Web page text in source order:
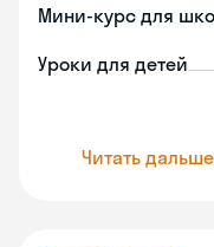
Мини-курс для
Уроки для детей
Читать дальше